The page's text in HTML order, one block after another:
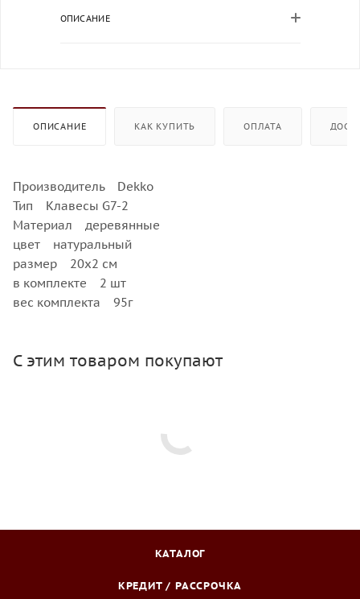
ОПИСАНИЕ
ОПИСАНИЕ КАК КУПИТЬ ОПЛАТА
Производитель Dekko
Тип Клавесы G7-2
Материал деревянные
цвет натуральный
размер 20х2 см
в комплекте 2 шт
вес комплекта 95г
С этим товаром покупают
КАТАЛОГ
КРЕДИТ / РАССРОЧКА